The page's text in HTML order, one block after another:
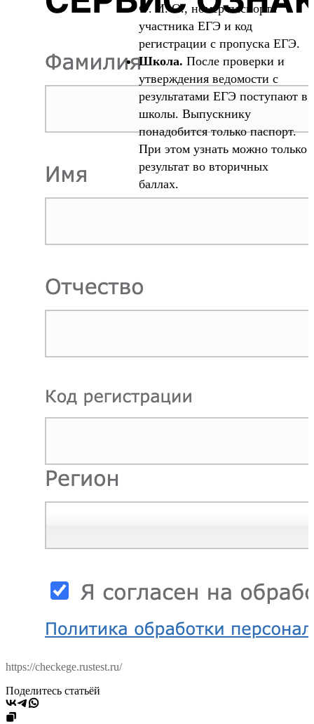
https://checkege.rustest.ru/
Ф. И. О., номер паспорта
участника ЕГЭ и код
регистрации с пропуска ЕГЭ.
Школа. После проверки и
утверждения ведомости с
результатами ЕГЭ поступают в
школы. Выпускнику
понадобится только паспорт.
При этом узнать можно только
результат во вторичных
баллах.
Поделитесь статьёй